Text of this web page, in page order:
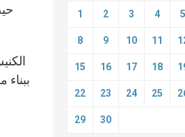
1 2 3 4 5
8 9 10 11
15 16 17 18
22 23 24 25
29 30